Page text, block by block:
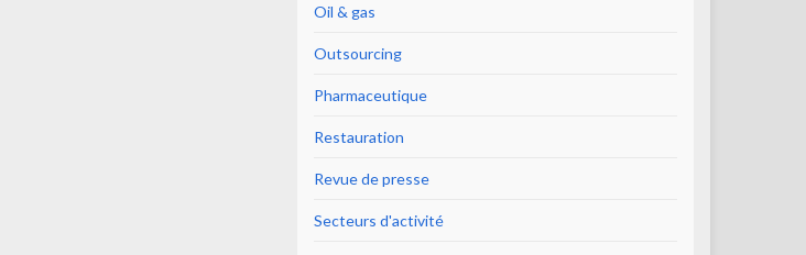
Oil & gas
Outsourcing
Pharmaceutique
Restauration
Revue de presse
Secteurs d'activité